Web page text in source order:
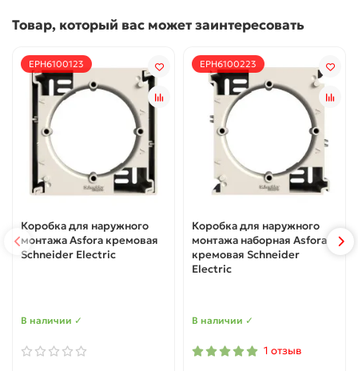
Товар, который вас может заинтересовать
EPH6100123
Коробка для наружного
монтажа Asfora кремовая
Schneider Electric
В наличии ✓
EPH6100223
Коробка для наружного
монтажа наборная Asfora
кремовая Schneider
Electric
В наличии ✓
1 отзыв